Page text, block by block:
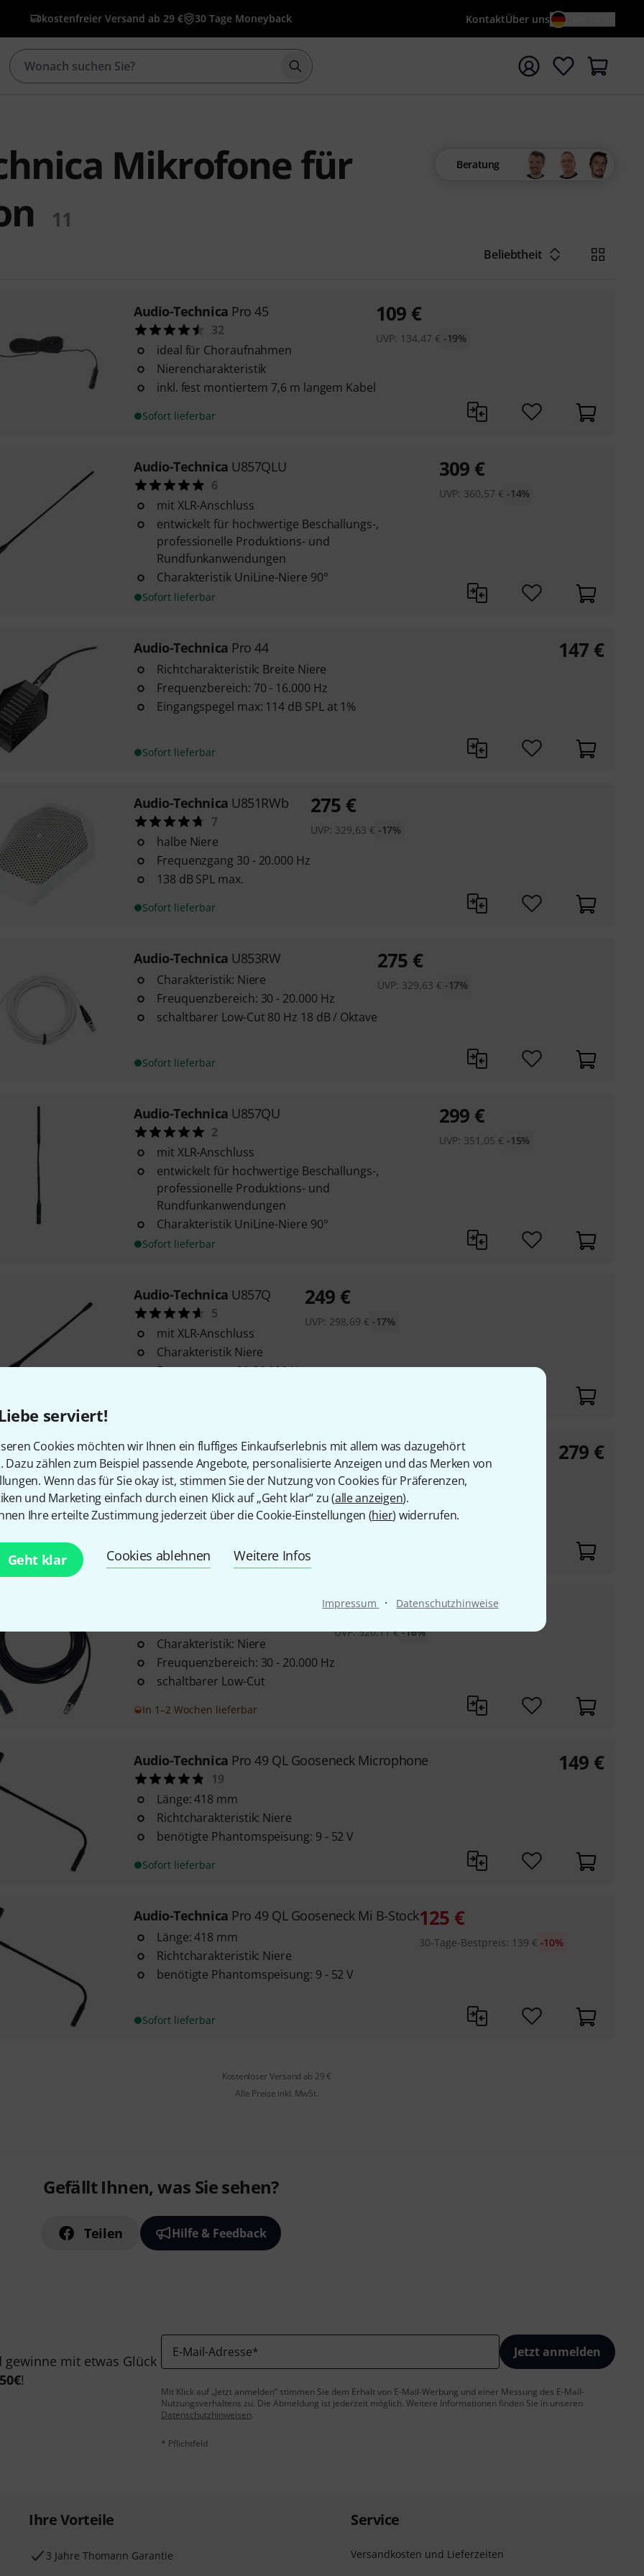
serviert!
Cookies möchten wir Ihnen ein fluffiges Einkaufserlebnis mit allem was dazugehört
Dazu zählen zum Beispiel passende Angebote, personalisierte Anzeigen und das Merken von
Wenn das für Sie okay ist, stimmen Sie der Nutzung von Cookies für Präferenzen,
und Marketing einfach durch einen Klick auf „Geht klar“ zu (alle anzeigen).
Ihre erteilte Zustimmung jederzeit über die Cookie-Einstellungen (hier) widerrufen.
Geht klar Cookies ablehnen Weitere Infos
Impressum · Datenschutzhinweise
kostenfreier Versand ab 29 € 30 Tage Moneyback KontaktÜber uns
Suche mit Suchwort {searchTerm} starten
Mikrofone für
11
Beratung
Beliebtheit
Audio-Technica Pro 45
32
ideal für Choraufnahmen
Nierencharakteristik
inkl. fest montiertem 7,6 m langem Kabel
Sofort lieferbar
109 €
UVP: 134,47 € -19%
Audio-Technica U857QLU
6
mit XLR-Anschluss
entwickelt für hochwertige Beschallungs-,
professionelle Produktions- und
Rundfunkanwendungen
Charakteristik UniLine-Niere 90°
Sofort lieferbar
309 €
UVP: 360,57 € -14%
Audio-Technica Pro 44
Richtcharakteristik: Breite Niere
Frequenzbereich: 70 - 16.000 Hz
Eingangspegel max: 114 dB SPL at 1%
Sofort lieferbar
147 €
Audio-Technica U851RWb
7
halbe Niere
Frequenzgang 30 - 20.000 Hz
138 dB SPL max.
Sofort lieferbar
275 €
UVP: 329,63 € -17%
Audio-Technica U853RW
Charakteristik: Niere
Freuquenzbereich: 30 - 20.000 Hz
schaltbarer Low-Cut 80 Hz 18 dB / Oktave
Sofort lieferbar
275 €
UVP: 329,63 € -17%
Audio-Technica U857QU
2
mit XLR-Anschluss
entwickelt für hochwertige Beschallungs-,
professionelle Produktions- und
Rundfunkanwendungen
Charakteristik UniLine-Niere 90°
Sofort lieferbar
299 €
UVP: 351,05 € -15%
Audio-Technica U857Q
5
mit XLR-Anschluss
Charakteristik Niere
Frequenzgang 30-20.000 Hz
249 €
UVP: 298,69 € -17%
Audio-TechnicaU857QL
6
mit XLR-Anschluss
Charakteristik: Niere
Frequenzgang: 30-20.000 Hz
In ca. einer Woche lieferbar
279 €
Charakteristik: Niere
Freuquenzbereich: 30 - 20.000 Hz
schaltbarer Low-Cut
In 1–2 Wochen lieferbar
269€
UVP:320,11 € -16%
Audio-Technica Pro 49 QL Gooseneck Microphone
19
Länge: 418 mm
Richtcharakteristik: Niere
benötigte Phantomspeisung: 9 - 52 V
Sofort lieferbar
149 €
Audio-Technica Pro 49 QL Gooseneck Mi B-Stock
Länge: 418 mm
Richtcharakteristik: Niere
benötigte Phantomspeisung: 9 - 52 V
Sofort lieferbar
125 €
30-Tage-Bestpreis: 139 € -10%
Kostenloser Versand ab 29 €
Alle Preise inkl. MwSt.
Gefällt Ihnen, was Sie sehen?
Teilen Hilfe & Feedback
mit etwas Glück
50€!
E-Mail-Adresse* Jetzt anmelden
Mit Klick auf „Jetzt anmelden“ stimmen Sie dem Erhalt von E-Mail-Werbung und einer Messung des E-Mail-
Nutzungsverhaltens zu. Die Abmeldung ist jederzeit möglich. Weitere Informationen finden Sie in unseren
Datenschutzhinweisen.
* Pflichtfeld
Ihre Vorteile
3 Jahre Thomann Garantie
Service
Versandkosten und Lieferzeiten